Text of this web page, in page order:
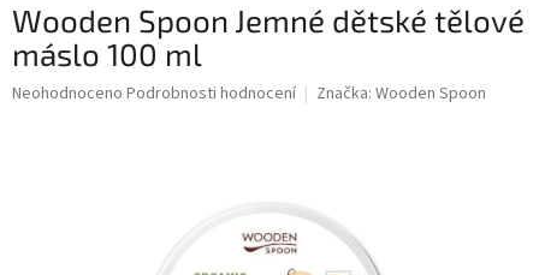
Wooden Spoon Jemné dětské tělové
máslo 100 ml
Průměrné
Neohodnoceno Podrobnosti hodnocení Značka: Wooden Spoon